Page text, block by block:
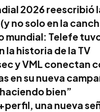
2026 reescribió
no solo en la
mundial: Telefe
la historia de la TV
y VML conectan
en su nueva
bien”
una nueva